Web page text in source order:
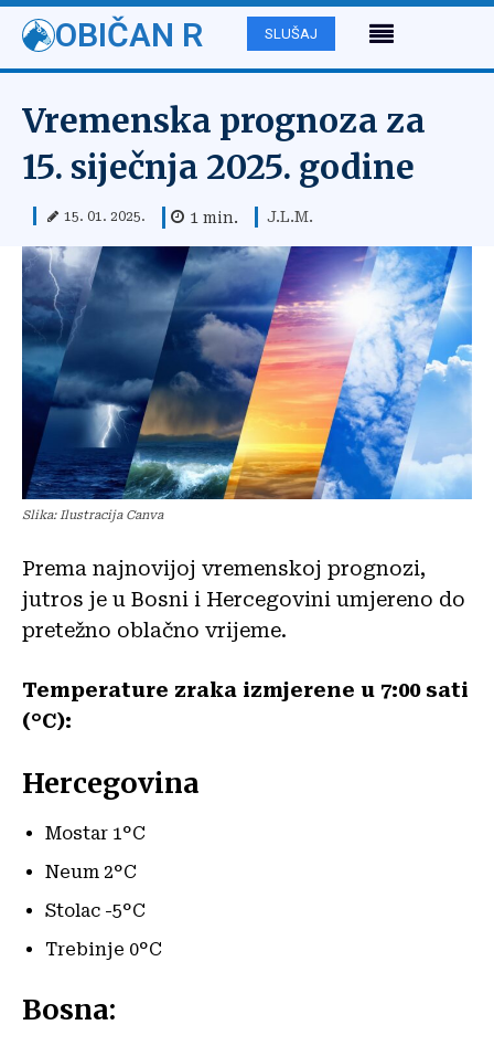
OBIČAN R SLUŠAJ
Vremenska prognoza za
15. siječnja 2025. godine
15. 01. 2025. 1 min. J.L.M.
Slika: Ilustracija Canva
Prema najnovijoj vremenskoj prognozi,
jutros je u Bosni i Hercegovini umjereno do
pretežno oblačno vrijeme.
Temperature zraka izmjerene u 7:00 sati
(°C):
Hercegovina
Mostar 1°C
Neum 2°C
Stolac -5°C
Trebinje 0°C
Bosna: